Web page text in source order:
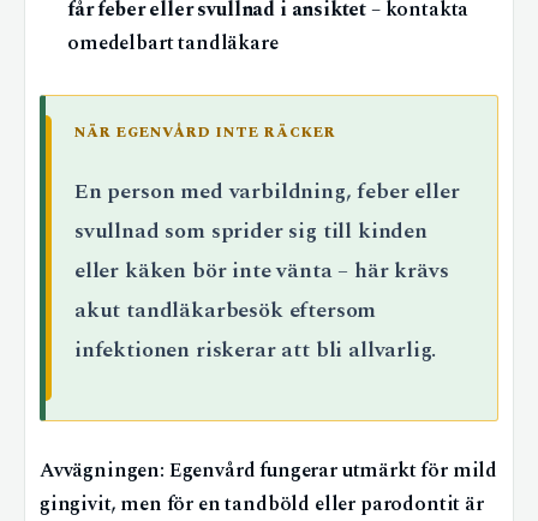
får feber eller svullnad i ansiktet– kontakta
omedelbart tandläkare
NÄR EGENVÅRD INTE RÄCKER
En person med varbildning, feber eller
svullnad som sprider sig till kinden
eller käken bör inte vänta – här krävs
akut tandläkarbesök eftersom
infektionen riskerar att bli allvarlig.
Avvägningen: Egenvård fungerar utmärkt för mild
gingivit, men för en tandböld eller parodontit är